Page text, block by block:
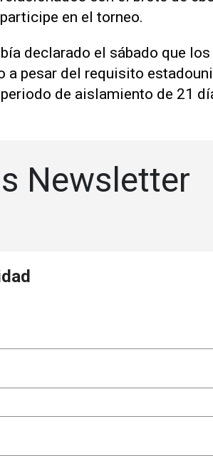
en el torneo.
declarado el sábado que
a pesar del requisito
de aislamiento de 21